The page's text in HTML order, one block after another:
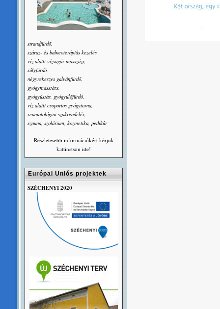
strandfürdõ,
száraz- és balneoterápiás kezelés
víz alatti vízsugár masszázs,
súlyfürdõ,
négyrekeszes galvánfürdõ,
gyógymasszázs,
gyógyúszás, gyógyülõfürdő,
víz alatti csoportos gyógytorna,
reumatológiai szakrendelés,
szauna, szolárium, kozmetika, pedikûr
Részletesebb információkért kérjük
kattinstson ide!
Európai Uniós projektek
SZÉCHENYI 2020